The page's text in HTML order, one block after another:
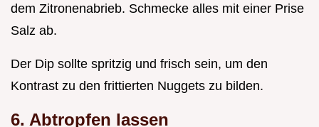
dem Zitronenabrieb. Schmecke alles mit einer Prise
Salz ab.
Der Dip sollte spritzig und frisch sein, um den
Kontrast zu den frittierten Nuggets zu bilden.
6. Abtropfen lassen